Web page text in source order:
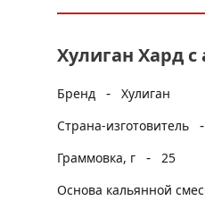
Хулиган Хард
Бренд - Хулиган
Страна-изготовитель
-
Граммовка, г
- 25
Основа кальянной